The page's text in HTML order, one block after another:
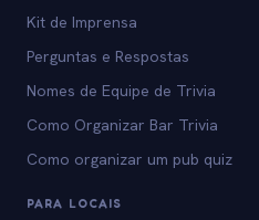
Kit de Imprensa
Perguntas e Respostas
Nomes de Equipe de Trivia
Como Organizar Bar Trivia
Como organizar um pub quiz
PARA LOCAIS